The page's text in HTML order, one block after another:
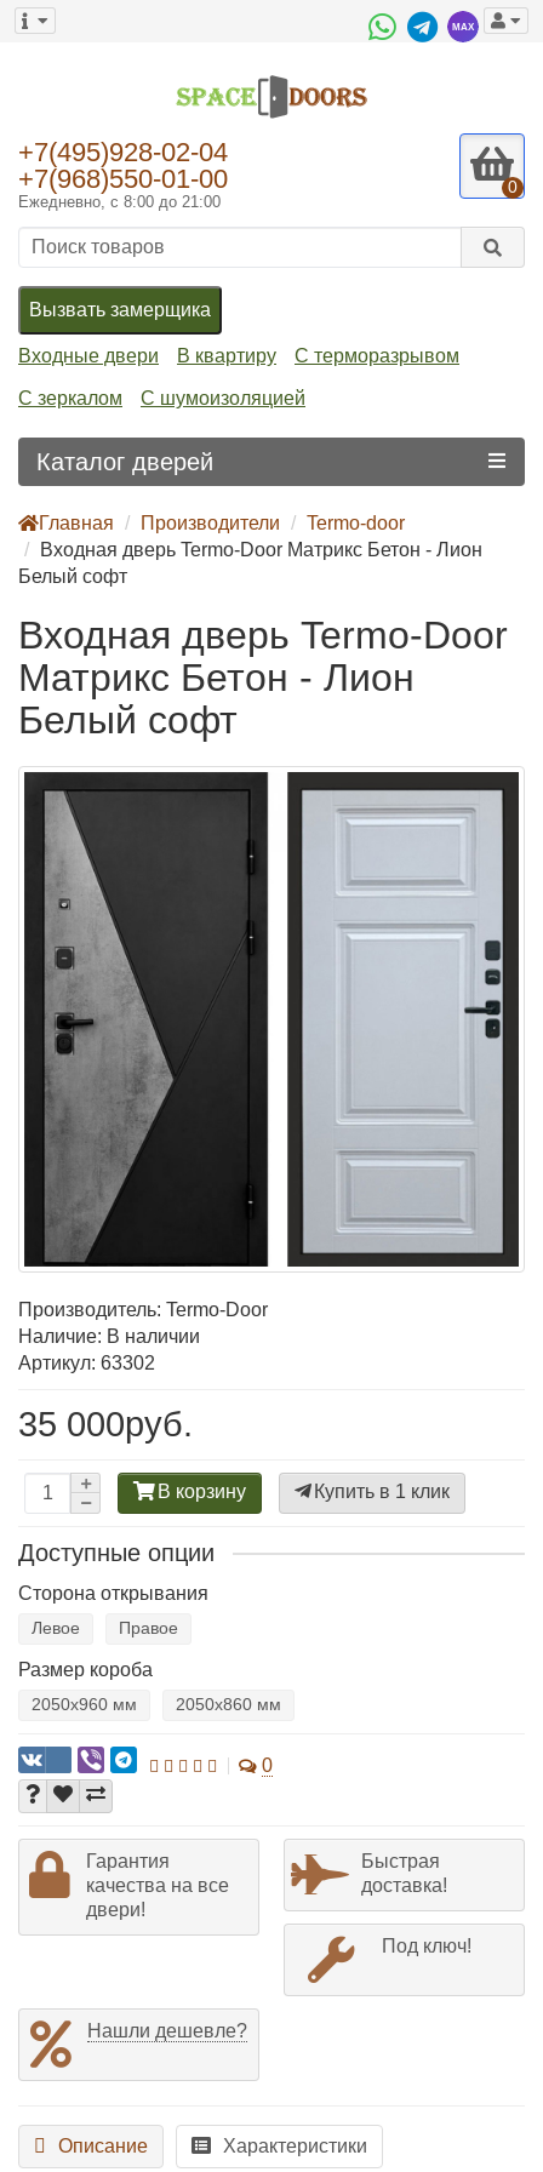
+7(495)928-02-04
+7(968)550-01-00
Ежедневно, с 8:00 до 21:00
0
Вызвать замерщика
Входные двери В квартиру С терморазрывом
С зеркалом С шумоизоляцией
Каталог дверей
Главная Производители
Termo-door
Входная дверь Termo-Door Матрикс Бетон - Лион
Белый софт
Входная дверь Termo-Door
Матрикс Бетон - Лион
Белый софт
Производитель: Termo-Door
Наличие: В наличии
Артикул: 63302
35 000руб.
В корзину Купить в 1 клик
Доступные опции
Сторона открывания
Левое Правое
Размер короба
2050х960 мм 2050х860 мм
0
Гарантия
качества на все
двери!
Быстрая
доставка!
Под ключ!
Нашли дешевле?
Описание Характеристики